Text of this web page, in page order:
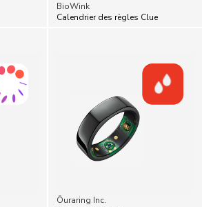
BioWink
Calendrier des règles Clue
Ōuraring Inc.